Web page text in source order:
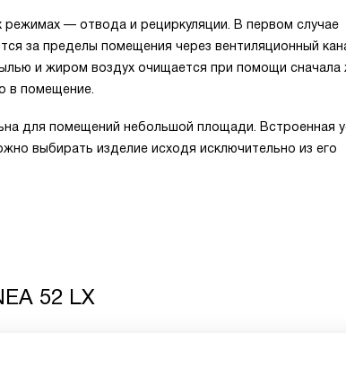
— отвода и рециркуляции. В первом случае
за пределы помещения через вентиляционный
и жиром воздух очищается при помощи сначала
в помещение.
для помещений небольшой площади. Встроенная
выбирать изделие исходя исключительно из его
52 LX